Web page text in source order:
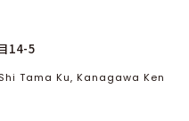
14-5
Tama Ku, Kanagawa Ken